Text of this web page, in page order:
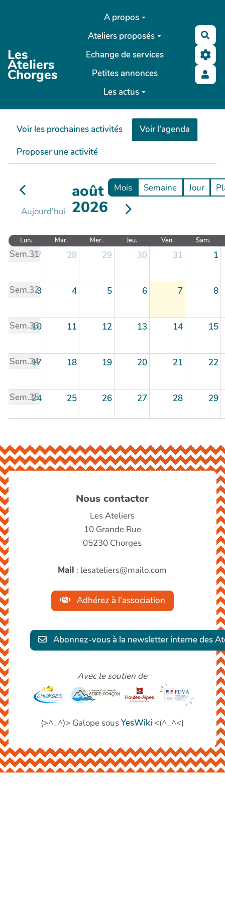
Aller au contenu principal
Les
Ateliers
Chorges
A propos
Ateliers proposés
Echange de services
Petites annonces
Les actus
Voir les prochaines activités
Voir l'agenda
Proposer une activité
Aujourd'hui
août
2026
Mois Semaine Jour
Lun. Mar. Mer. Jeu. Ven. Sam.
Sem.31
27 28 29 30 31 1
Sem.323 4 5 6 7 8
Sem.33
10 11 12 13 14 15
Sem.34
17 18 19 20 21 22
Sem.35
24 25 26 27 28 29
Nous contacter
Les Ateliers
10 Grande Rue
05230 Chorges
Mail : lesateliers@mailo.com
Adhérez à l'association
Abonnez-vous à la newsletter interne des
Avec le soutien de
(>^_^)> Galope sousYesWiki <(^_^<)